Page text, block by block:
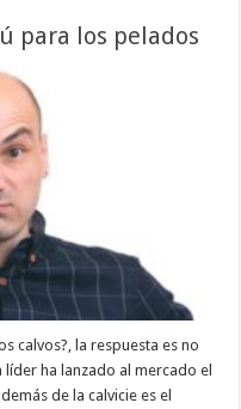
para los pelados
calvos?, la respuesta es no
ha lanzado al mercado el
de la calvicie es el